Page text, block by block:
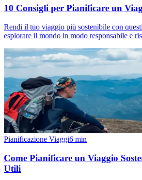
10 Consigli per Pianificare un
Rendi il tuo viaggio più sostenibile con
esplorare il mondo in modo responsabile e
Pianificazione Viaggi6 min
Come Pianificare un Viaggio
Utili